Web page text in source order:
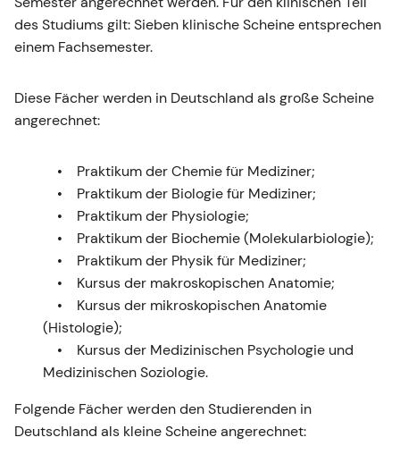
des Studiums gilt: Sieben klinische Scheine entsprechen
einem Fachsemester.
Diese Fächer werden in Deutschland als große Scheine
angerechnet:
Praktikum der Chemie für Mediziner;
Praktikum der Biologie für Mediziner;
Praktikum der Physiologie;
Praktikum der Biochemie (Molekularbiologie);
Praktikum der Physik für Mediziner;
Kursus der makroskopischen Anatomie;
Kursus der mikroskopischen Anatomie
(Histologie);
Kursus der Medizinischen Psychologie und
Medizinischen Soziologie.
Folgende Fächer werden den Studierenden in
Deutschland als kleine Scheine angerechnet: